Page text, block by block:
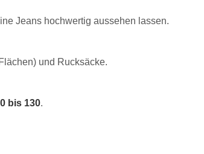
Jeans hochwertig aussehen lassen.
und Rucksäcke.
bis 130.